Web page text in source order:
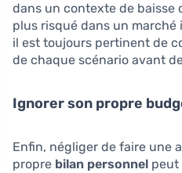
dans un contexte de baisse
plus risqué dans un marché
il est toujours pertinent de
de chaque scénario avant
Ignorer son propre
Enfin, négliger de faire une
propre bilan personnel peut